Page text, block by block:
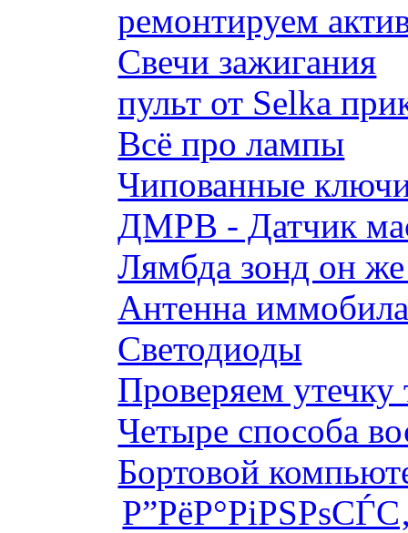
ремонтируем
Свечи зажигания
пульт от Selka
Всё про лампы
Чипованные
ДМРВ - Датчик
Лямбда зонд он
Антенна
Светодиоды
Проверяем утечку
Четыре способа
Бортовой